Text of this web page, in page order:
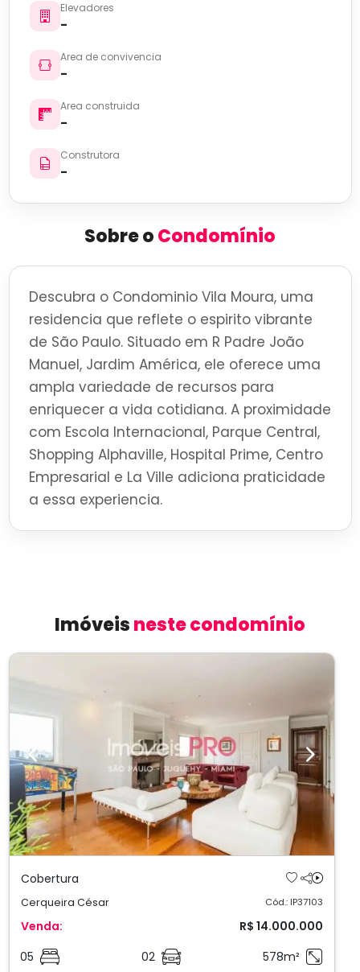
Elevadores
-
Area de convivencia
-
Area construida
-
Construtora
-
Sobre oCondomínio
Descubra o Condominio Vila Moura, uma
residencia que reflete o espirito vibrante
de São Paulo. Situado em R Padre João
Manuel, Jardim América, ele oferece uma
ampla variedade de recursos para
enriquecer a vida cotidiana. A proximidade
com Escola Internacional, Parque Central,
Shopping Alphaville, Hospital Prime, Centro
Empresarial e La Ville adiciona praticidade
a essa experiencia.
Imóveisneste condomínio
Previous Next
Cobertura
Cerqueira César Cód.: IP37103
Venda:
R$ 14.000.000
05
02 578m²